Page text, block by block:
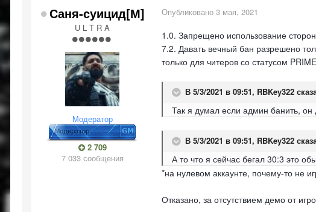
Саня-суицид[М]
U L T R A
Модератор
2 709
7 033 сообщения
Опубликовано 3 мая, 2021
1.0. Запрещено использование
7.2. Давать вечный бан разрешено
только для читеров со статусом
В 5/3/2021 в 09:51, RBKey322
Так я думал если админ банить,
В 5/3/2021 в 09:51, RBKey322
А то что я сейчас бегал 30:3 это
*на нулевом аккаунте, почему-то не
Отказано, за отсутствием демо от